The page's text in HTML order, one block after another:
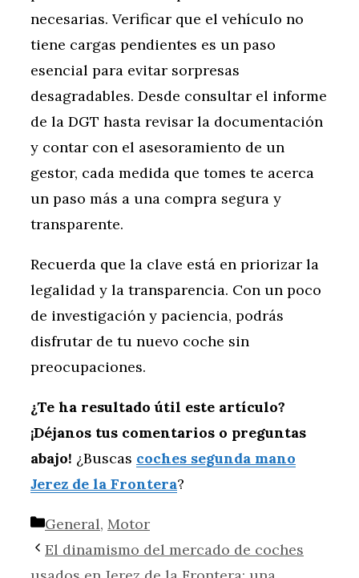
necesarias. Verificar que el vehículo no
tiene cargas pendientes es un paso
esencial para evitar sorpresas
desagradables. Desde consultar el informe
de la DGT hasta revisar la documentación
y contar con el asesoramiento de un
gestor, cada medida que tomes te acerca
un paso más a una compra segura y
transparente.
Recuerda que la clave está en priorizar la
legalidad y la transparencia. Con un poco
de investigación y paciencia, podrás
disfrutar de tu nuevo coche sin
preocupaciones.
¿Te ha resultado útil este artículo?
¡Déjanos tus comentarios o preguntas
abajo! ¿Buscas coches segunda mano
Jerez de la Frontera?
Categorías
General, Motor
El dinamismo del mercado de coches